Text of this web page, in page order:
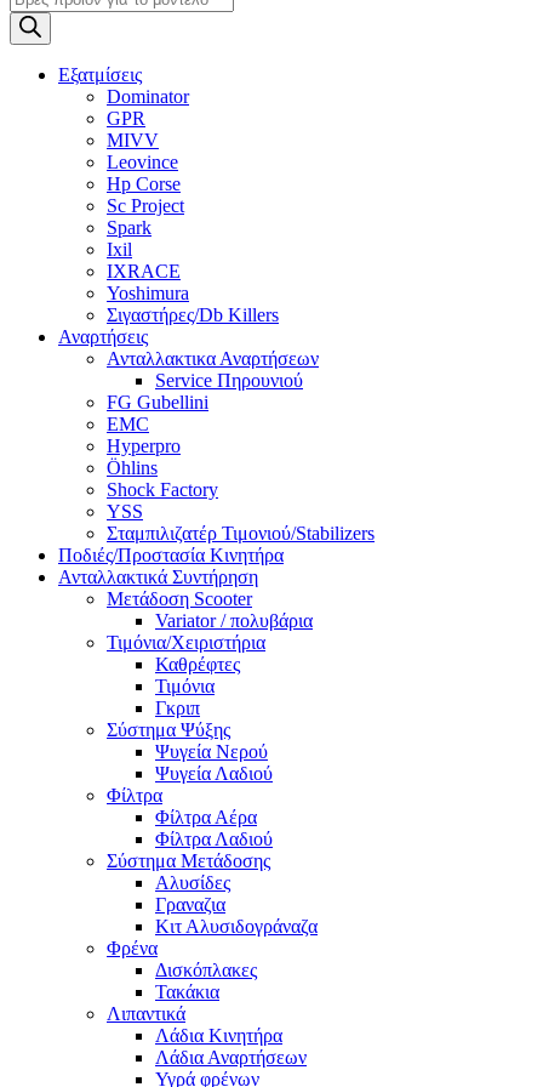
search
Εξατμίσεις
Dominator
GPR
MIVV
Leovince
Hp Corse
Sc Project
Spark
Ixil
IXRACE
Yoshimura
Σιγαστήρες/Db Killers
Αναρτήσεις
Ανταλλακτικα Αναρτήσεων
Service Πηρουνιού
FG Gubellini
EMC
Hyperpro
Öhlins
Shock Factory
YSS
Σταμπιλιζατέρ Τιμονιού/Stabilizers
Ποδιές/Προστασία Κινητήρα
Ανταλλακτικά Συντήρηση
Μετάδοση Scooter
Variator / πολυβάρια
Τιμόνια/Χειριστήρια
Καθρέφτες
Τιμόνια
Γκριπ
Σύστημα Ψύξης
Ψυγεία Νερού
Ψυγεία Λαδιού
Φίλτρα
Φίλτρα Αέρα
Φίλτρα Λαδιού
Σύστημα Μετάδοσης
Αλυσίδες
Γραναζια
Κιτ Αλυσιδογράναζα
Φρένα
Δισκόπλακες
Τακάκια
Λιπαντικά
Λάδια Κινητήρα
Λάδια Αναρτήσεων
Υγρά φρένων